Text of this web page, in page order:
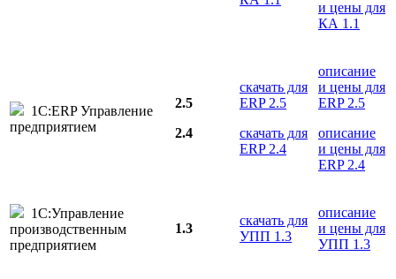
и цены для
КА 1.1
1С:ERP Управление
предприятием
2.5
2.4
скачать для
ERP 2.5
скачать для
ERP 2.4
описание
и цены для
ERP 2.5
описание
и цены для
ERP 2.4
1С:Управление
производственным
предприятием
1.3
скачать для
УПП 1.3
описание
и цены для
УПП 1.3